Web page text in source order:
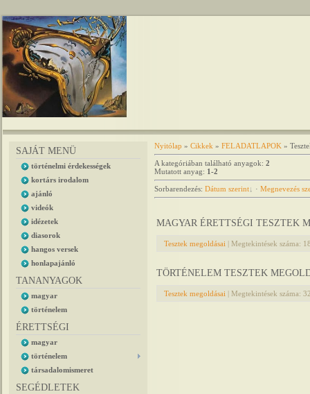
SAJÁT MENÜ
történelmi érdekességek
kortárs irodalom
ajánló
videók
idézetek
diasorok
hangos versek
honlapajánló
TANANYAGOK
magyar
történelem
ÉRETTSÉGI
magyar
történelem
társadalomismeret
SEGÉDLETEK
Nyitólap » Cikkek » FELADATLAPOK »
A kategóriában található anyagok: 2
Mutatott anyag: 1-2
Sorbarendezés: Dátum szerint · Megnevezés
MAGYAR ÉRETTSÉGI TESZTEK
Tesztek megoldásai | Megtekintések száma:
TÖRTÉNELEM TESZTEK
Tesztek megoldásai | Megtekintések száma: